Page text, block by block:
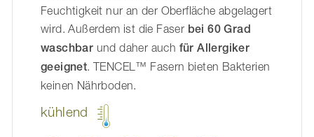
Feuchtigkeit nur an der Oberfläche abgelagert
wird. Außerdem ist die Faser bei 60 Grad
waschbar und daher auch für Allergiker
geeignet. TENCEL™ Fasern bieten Bakterien
keinen Nährboden.
kühlend